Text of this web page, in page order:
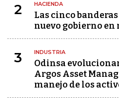
2 HACIENDA
Las cinco
nuevo gobierno
3 INDUSTRIA
Odinsa
Argos Asset
manejo de los